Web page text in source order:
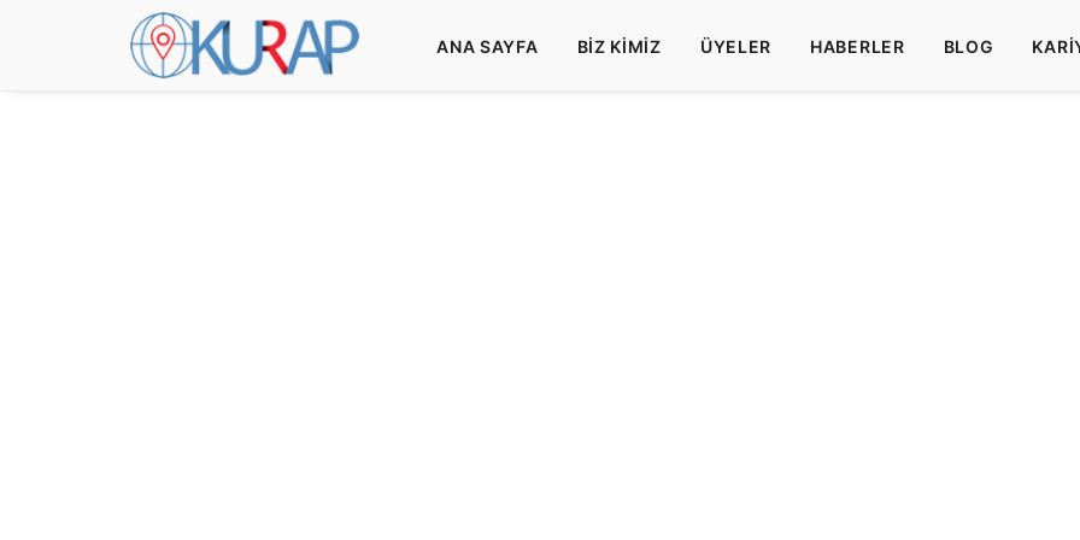
ANA SAYFA BIZ KIMIZ ÜYELER HABERLER BLOG